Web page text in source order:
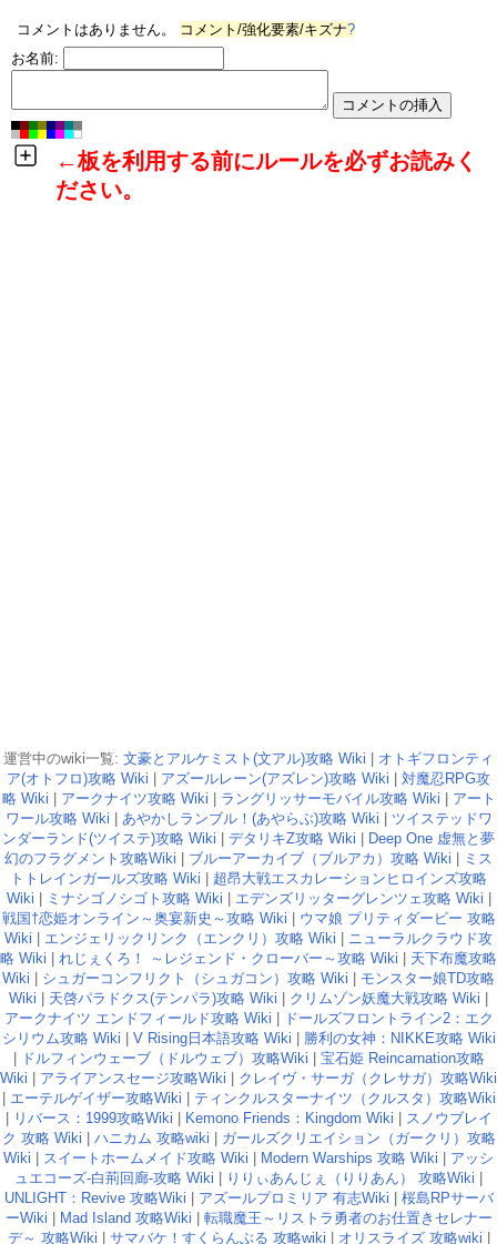
コメントはありません。 コメント/強化要素/キズナ?
お名前:
←板を利用する前にルールを必ずお読みく
ださい。
運営中のwiki一覧: 文豪とアルケミスト(文アル)攻略 Wiki | オトギフロンティ
ア(オトフロ)攻略 Wiki | アズールレーン(アズレン)攻略 Wiki | 対魔忍RPG攻
略 Wiki | アークナイツ攻略 Wiki | ラングリッサーモバイル攻略 Wiki | アート
ワール攻略 Wiki | あやかしランブル！(あやらぶ)攻略 Wiki | ツイステッドワ
ンダーランド(ツイステ)攻略 Wiki | デタリキZ攻略 Wiki | Deep One 虚無と夢
幻のフラグメント攻略Wiki | ブルーアーカイブ（ブルアカ）攻略 Wiki | ミス
トトレインガールズ攻略 Wiki | 超昂大戦エスカレーションヒロインズ攻略
Wiki | ミナシゴノシゴト攻略 Wiki | エデンズリッターグレンツェ攻略 Wiki |
戦国†恋姫オンライン～奥宴新史～攻略 Wiki | ウマ娘 プリティダービー 攻略
Wiki | エンジェリックリンク（エンクリ）攻略 Wiki | ニューラルクラウド攻
略 Wiki | れじぇくろ！ ～レジェンド・クローバー～攻略 Wiki | 天下布魔攻略
Wiki | シュガーコンフリクト（シュガコン）攻略 Wiki | モンスター娘TD攻略
Wiki | 天啓パラドクス(テンパラ)攻略 Wiki | クリムゾン妖魔大戦攻略 Wiki |
アークナイツ エンドフィールド攻略 Wiki | ドールズフロントライン2：エク
シリウム攻略 Wiki | V Rising日本語攻略 Wiki | 勝利の女神：NIKKE攻略 Wiki
| ドルフィンウェーブ（ドルウェブ）攻略Wiki | 宝石姫 Reincarnation攻略
Wiki | アライアンスセージ攻略Wiki | クレイヴ・サーガ（クレサガ）攻略Wiki
| エーテルゲイザー攻略Wiki | ティンクルスターナイツ（クルスタ）攻略Wiki
| リバース：1999攻略Wiki | Kemono Friends：Kingdom Wiki | スノウブレイ
ク 攻略 Wiki | ハニカム 攻略wiki | ガールズクリエイション（ガークリ）攻略
Wiki | スイートホームメイド攻略 Wiki | Modern Warships 攻略 Wiki | アッシ
ュエコーズ-白荊回廊-攻略 Wiki | りりぃあんじぇ（りりあん） 攻略Wiki |
UNLIGHT：Revive 攻略Wiki | アズールプロミリア 有志Wiki | 桜島RPサーバ
ーWiki | Mad Island 攻略Wiki | 転職魔王～リストラ勇者のお仕置きセレナー
デ～ 攻略Wiki | サマバケ！すくらんぶる 攻略wiki | オリスライズ 攻略wiki |